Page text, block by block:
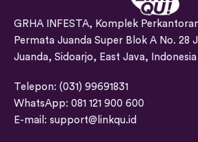
GRHA INFESTA, Komplek
Permata Juanda Super Blok A No. 28
Juanda, Sidoarjo, East Java, Indonesia
Telepon: (031) 99691831
WhatsApp: 081 121 900 600
E-mail: support@linkqu.id